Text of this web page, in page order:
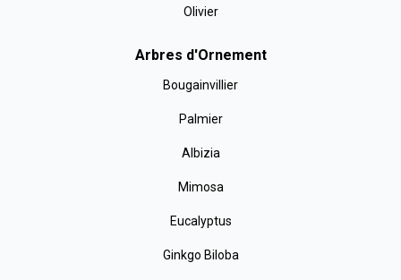
Olivier
Arbres d'Ornement
Bougainvillier
Palmier
Albizia
Mimosa
Eucalyptus
Ginkgo Biloba